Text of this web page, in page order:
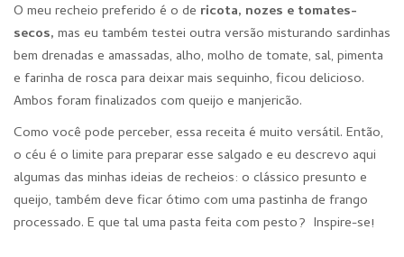
O meu recheio preferido é o de ricota, nozes e tomates-
secos, mas eu também testei outra versão misturando sardinhas
bem drenadas e amassadas, alho, molho de tomate, sal, pimenta
e farinha de rosca para deixar mais sequinho, ficou delicioso.
Ambos foram finalizados com queijo e manjericão.
Como você pode perceber, essa receita é muito versátil. Então,
o céu é o limite para preparar esse salgado e eu descrevo aqui
algumas das minhas ideias de recheios: o clássico presunto e
queijo, também deve ficar ótimo com uma pastinha de frango
processado. E que tal uma pasta feita com pesto? Inspire-se!